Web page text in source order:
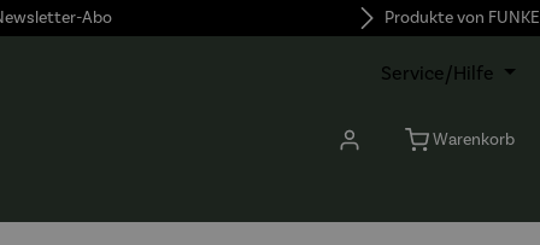
Abo Produkte von FUNKE
Service/Hilfe
Warenkorb